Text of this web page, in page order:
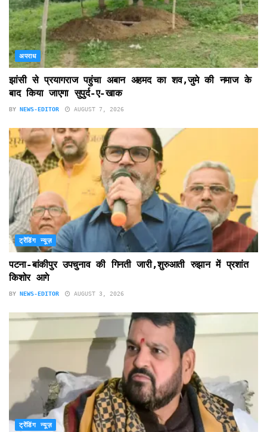
अपराध
झांसी से प्रयागराज पहुंचा अबान अहमद का शव,जुमे की नमाज के
बाद किया जाएगा सुपुर्द-ए-खाक
BY NEWS-EDITOR AUGUST 7, 2026
ट्रेंडिंग न्यूज़
पटना-बांकीपुर उपचुनाव की गिनती जारी,शुरुआती रुझान में प्रशांत
किशोर आगे
BY NEWS-EDITOR AUGUST 3, 2026
ट्रेंडिंग न्यूज़